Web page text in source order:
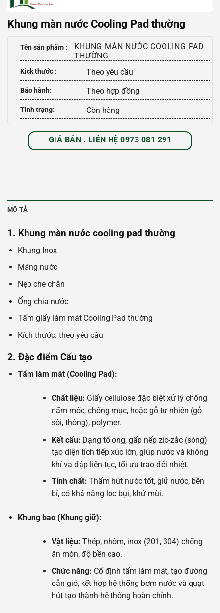
Khung màn nước Cooling Pad thường
Tên sản phẩm :
KHUNG MÀN NƯỚC COOLING PAD
THƯỜNG
Kick thước : Theo yêu cầu
Bảo hành: Theo hợp đồng
Tình trạng: Còn hàng
GIÁ BÁN : LIÊN HỆ 0973 081 291
MÔ TẢ
1. Khung màn nước cooling pad thường
Khung Inox
Máng nước
Nẹp che chắn
Ống chia nước
Tấm giấy làm mát Cooling Pad thường
Kích thước: theo yêu cầu
2. Đặc điểm Cấu tạo
Tấm làm mát (Cooling Pad):
Chất liệu: Giấy cellulose đặc biệt xử lý chống
nấm mốc, chống mục, hoặc gỗ tự nhiên (gỗ
sồi, thông), polymer.
Kết cấu: Dạng tổ ong, gấp nếp zíc-zắc (sóng)
tạo diện tích tiếp xúc lớn, giúp nước và không
khí va đập liên tục, tối ưu trao đổi nhiệt.
Tính chất: Thấm hút nước tốt, giữ nước, bền
bỉ, có khả năng lọc bụi, khử mùi.
Khung bao (Khung giữ):
Vật liệu: Thép, nhôm, inox (201, 304) chống
ăn mòn, độ bền cao.
Chức năng: Cố định tấm làm mát, tạo đường
dẫn gió, kết hợp hệ thống bơm nước và quạt
hút tạo thành hệ thống hoàn chỉnh.